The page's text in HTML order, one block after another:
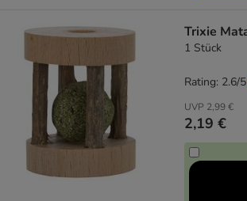
Trixie
1 Stück
UVP 2,99 €
2,19 €
Rating: 2.6/5